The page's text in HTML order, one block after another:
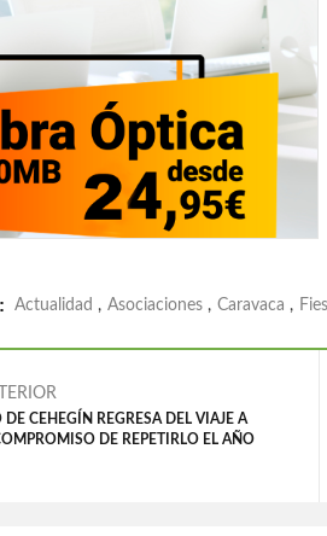
Actualidad , Asociaciones , Caravaca ,
DE CEHEGÍN REGRESA DEL VIAJE A
DE REPETIRLO EL AÑO